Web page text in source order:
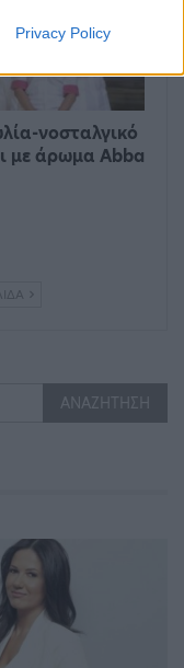
Privacy Policy
νοσταλγικό
με άρωμα Abba